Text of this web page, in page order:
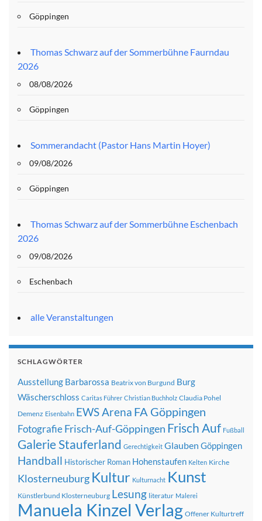
Göppingen
Thomas Schwarz auf der Sommerbühne Faurndau
2026
08/08/2026
Göppingen
Sommerandacht (Pastor Hans Martin Hoyer)
09/08/2026
Göppingen
Thomas Schwarz auf der Sommerbühne Eschenbach
2026
09/08/2026
Eschenbach
alle Veranstaltungen
SCHLAGWÖRTER
Ausstellung Barbarossa Beatrix von Burgund Burg
Wäscherschloss Caritas Führer Christian Buchholz Claudia Pohel
Demenz Eisenbahn EWS Arena FA Göppingen
FotografieFrisch-Auf-Göppingen Frisch Auf Fußball
Galerie Stauferland Gerechtigkeit Glauben Göppingen
Handball Historischer Roman Hohenstaufen Kelten Kirche
Klosterneuburg Kultur Kulturnacht Kunst
Künstlerbund Klosterneuburg Lesung literatur Malerei
Manuela Kinzel Verlag Offener Kulturtreff